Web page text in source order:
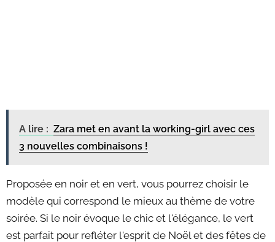
A lire : Zara met en avant la working-girl avec ces
3 nouvelles combinaisons !
Proposée en noir et en vert, vous pourrez choisir le
modèle qui correspond le mieux au thème de votre
soirée. Si le noir évoque le chic et l'élégance, le vert
est parfait pour refléter l'esprit de Noël et des fêtes de